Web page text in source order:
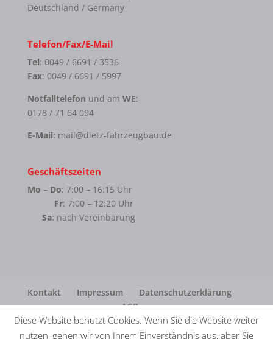
Deutschland / Germany
Telefon/Fax/E-Mail
Tel: 0049 / 6691 / 3536
Fax: 0049 / 6691 / 5997
Notfalltelefon und am WE:
0178 / 71 64 094
E-Mail: mail@dietz-fahrzeugbau.de
Geschäftszeiten
Mo – Do: 7:00 – 16:15 Uhr
Fr: 7:00 – 12:20 Uhr
Sa: nach Vereinbarung
Kontakt Impressum
Datenschutzerklärung
AGB
Diese Website benutzt Cookies. Wenn Sie die Website weiter
nutzen, gehen wir von Ihrem Einverständnis aus, aber Sie